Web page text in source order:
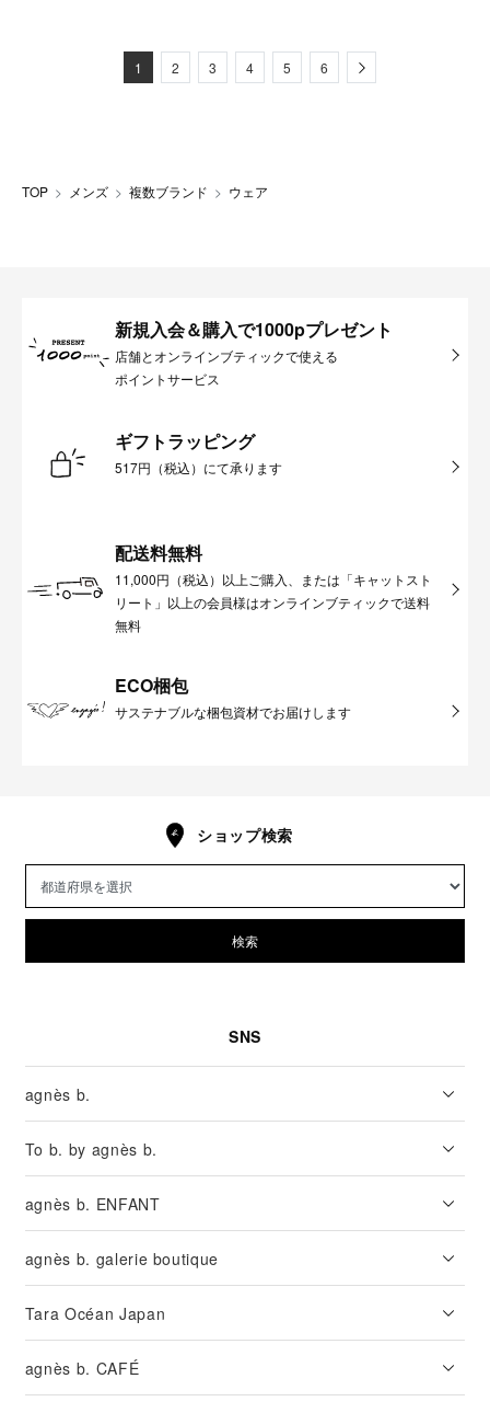
1 2 3 4 5 6 Next
TOP メンズ 複数ブランド ウェア
新規入会＆購入で1000pプレゼント
店舗とオンラインブティックで使える
ポイントサービス
ギフトラッピング
517円（税込）にて承ります
配送料無料
11,000円（税込）以上ご購入、または「キャットスト
リート」以上の会員様はオンラインブティックで送料
無料
ECO梱包
サステナブルな梱包資材でお届けします
ショップ検索
検索
SNS
agnès b.
To b. by agnès b.
agnès b. ENFANT
agnès b. galerie boutique
Tara Océan Japan
agnès b. CAFÉ